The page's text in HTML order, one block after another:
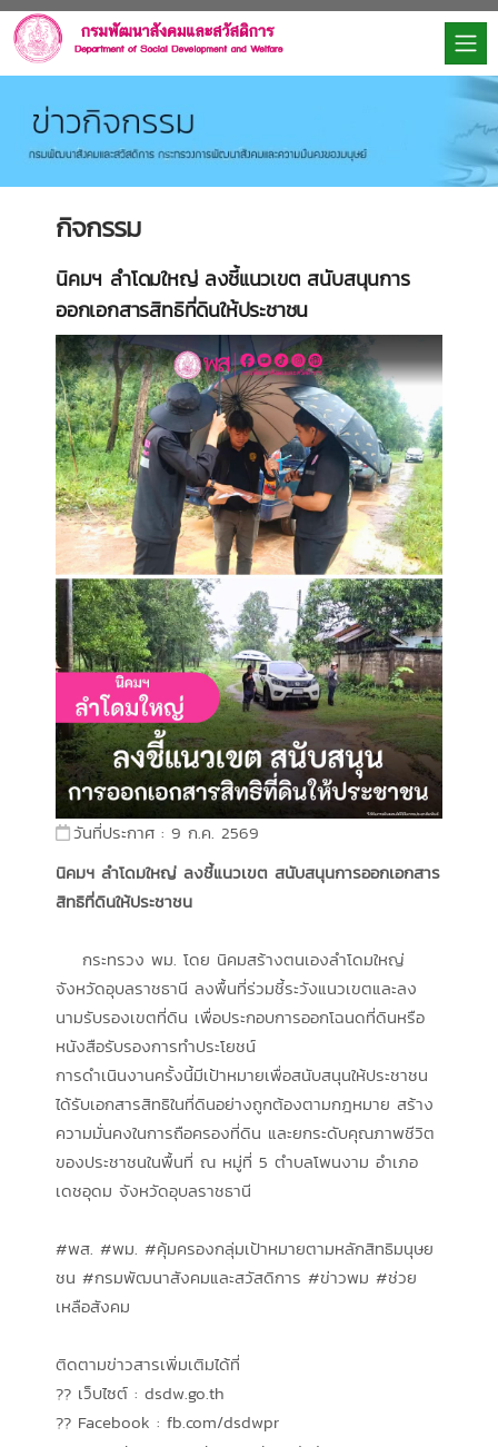
กิจกรรม
นิคมฯ ลำโดมใหญ่ ลงชี้แนวเขต สนับสนุนการ
ออกเอกสารสิทธิที่ดินให้ประชาชน
วันที่ประกาศ : 9 ก.ค. 2569
นิคมฯ ลำโดมใหญ่ ลงชี้แนวเขต สนับสนุนการออกเอกสาร
สิทธิที่ดินให้ประชาชน
กระทรวง พม. โดย นิคมสร้างตนเองลำโดมใหญ่
จังหวัดอุบลราชธานี ลงพื้นที่ร่วมชี้ระวังแนวเขตและลง
นามรับรองเขตที่ดิน เพื่อประกอบการออกโฉนดที่ดินหรือ
หนังสือรับรองการทำประโยชน์
การดำเนินงานครั้งนี้มีเป้าหมายเพื่อสนับสนุนให้ประชาชน
ได้รับเอกสารสิทธิในที่ดินอย่างถูกต้องตามกฎหมาย สร้าง
ความมั่นคงในการถือครองที่ดิน และยกระดับคุณภาพชีวิต
ของประชาชนในพื้นที่ ณ หมู่ที่ 5 ตำบลโพนงาม อำเภอ
เดชอุดม จังหวัดอุบลราชธานี
#พส. #พม. #คุ้มครองกลุ่มเป้าหมายตามหลักสิทธิมนุษย
ชน #กรมพัฒนาสังคมและสวัสดิการ #ข่าวพม #ช่วย
เหลือสังคม
ติดตามข่าวสารเพิ่มเติมได้ที่
?? เว็บไซต์ : dsdw.go.th
?? Facebook : fb.com/dsdwpr